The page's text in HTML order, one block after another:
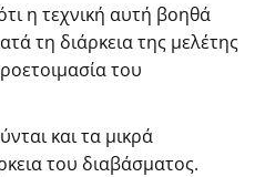
η τεχνική αυτή βοηθά
τη διάρκεια της μελέτης
του
και τα μικρά
του διαβάσματος.